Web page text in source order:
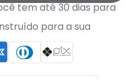
tem até 30 dias para
para a sua